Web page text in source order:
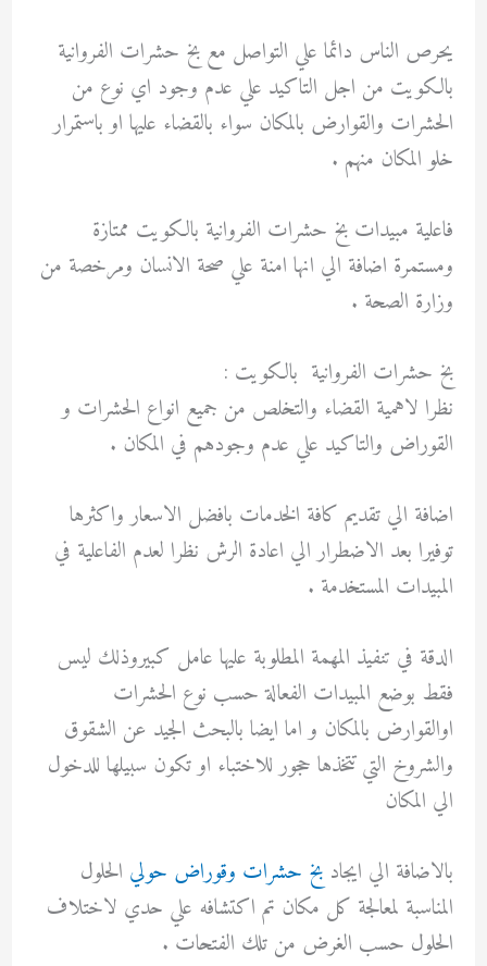
يحرص الناس دائما علي التواصل مع بخ حشرات الفروانية
بالكويت من اجل التاكيد علي عدم وجود اي نوع من
الحشرات والقوارض بالمكان سواء بالقضاء عليها او باستمرار
خلو المكان منهم .
فاعلية مبيدات بخ حشرات الفروانية بالكويت ممتازة
ومستمرة اضافة الي انها امنة علي صحة الانسان ومرخصة من
وزارة الصحة .
بخ حشرات الفروانية بالكويت :
نظرا لاهمية القضاء والتخلص من جميع انواع الحشرات و
القوراض والتاكيد علي عدم وجودهم في المكان .
اضافة الي تقديم كافة الخدمات بافضل الاسعار واكثرها
توفيرا بعد الاضطرار الي اعادة الرش نظرا لعدم الفاعلية في
المبيدات المستخدمة .
الدقة في تنفيذ المهمة المطلوبة عليها عامل كبيروذلك ليس
فقط بوضع المبيدات الفعالة حسب نوع الحشرات
اوالقوارض بالمكان و اما ايضا بالبحث الجيد عن الشقوق
والشروخ التي تتخذها حجور للاختباء او تكون سبيلها للدخول
الي المكان
بالاضافة الي ايجاد بخ حشرات وقوراض حولي الحلول
المناسبة لمعالجة كل مكان تم اكتشافه علي حدي لاختلاف
الحلول حسب الغرض من تلك الفتحات .